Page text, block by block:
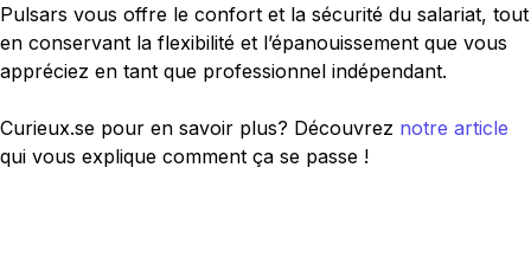
Pulsars vous offre le confort et la sécurité du salariat, tout
en conservant la flexibilité et l’épanouissement que vous
appréciez en tant que professionnel indépendant.
Curieux.se pour en savoir plus? Découvrez notre article
qui vous explique comment ça se passe !